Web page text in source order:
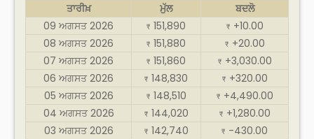
ਤਾਰੀਖ਼ ਮੁੱਲ
ਬਦਲੋ
09 ਅਗਸਤ 2026
₹ 151,890 ₹ +10.00
08 ਅਗਸਤ 2026
₹ 151,880 ₹ +20.00
07 ਅਗਸਤ 2026
₹ 151,860 ₹ +3,030.00
06 ਅਗਸਤ 2026
₹ 148,830 ₹ +320.00
05 ਅਗਸਤ 2026
₹ 148,510 ₹ +4,490.00
04 ਅਗਸਤ 2026
₹ 144,020 ₹ +1,280.00
03 ਅਗਸਤ 2026
₹ 142,740 ₹ -430.00